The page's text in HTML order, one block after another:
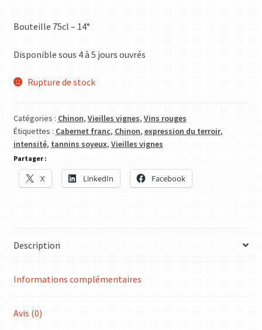
Bouteille 75cl – 14°
Disponible sous 4 à 5 jours ouvrés
Rupture de stock
Catégories : Chinon, Vieilles vignes, Vins rouges
Étiquettes : Cabernet franc, Chinon, expression du terroir,
intensité, tannins soyeux, Vieilles vignes
Partager :
X LinkedIn Facebook
Description
Informations complémentaires
Avis (0)